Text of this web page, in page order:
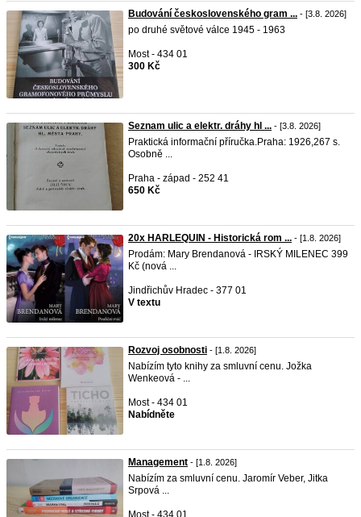
Budování československého gram ... - [3.8. 2026]
po druhé světové válce 1945 - 1963
Most - 434 01
300 Kč
Seznam ulic a elektr. dráhy hl ... - [3.8. 2026]
Praktická informační příručka.Praha: 1926,267 s.
Osobně ...
Praha - západ - 252 41
650 Kč
20x HARLEQUIN - Historická rom ... - [1.8. 2026]
Prodám: Mary Brendanová - IRSKÝ MILENEC 399
Kč (nová ...
Jindřichův Hradec - 377 01
V textu
Rozvoj osobnosti - [1.8. 2026]
Nabízím tyto knihy za smluvní cenu. Jožka
Wenkeová - ...
Most - 434 01
Nabídněte
Management - [1.8. 2026]
Nabízím za smluvní cenu. Jaromír Veber, Jitka
Srpová ...
Most - 434 01